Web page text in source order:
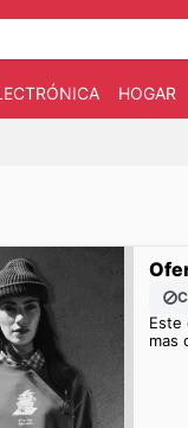
HOGAR
Este
mas